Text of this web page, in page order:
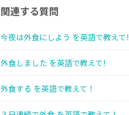
関連する質問
今夜は外食にしよう を英語で教えて!
外食しました を英語で教えて!
外食する を英語で教えて！